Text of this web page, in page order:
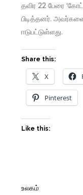
தவிர 22 பேரை
பிடித்தனர்.
ஈடுபட்டுள்ளது.
Share this:
X
Pinterest
Like this:
உலகம்